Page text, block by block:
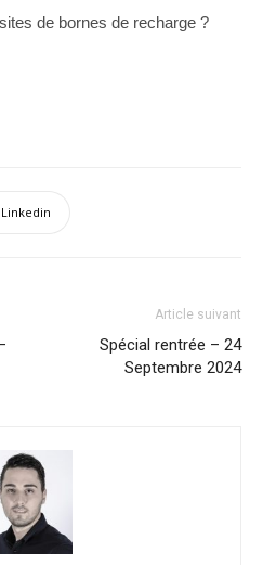
de bornes de recharge ?
Linkedin
Article suivant
Spécial rentrée – 24
Septembre 2024